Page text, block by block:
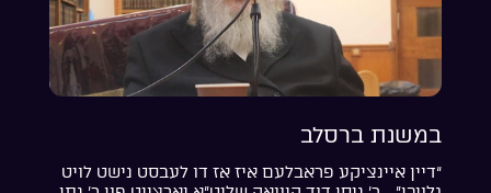
במשנת ברסלב
“דיין איינציקע פראבלעם איז אז דו לעבסט נישט לויט